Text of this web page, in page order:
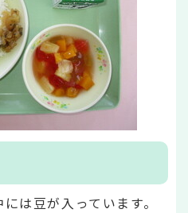
は豆が入っています。